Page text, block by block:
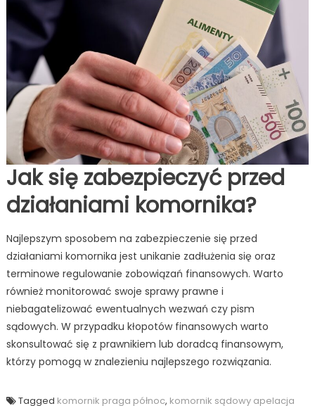
Jak się zabezpieczyć przed
działaniami komornika?
Najlepszym sposobem na zabezpieczenie się przed
działaniami komornika jest unikanie zadłużenia się oraz
terminowe regulowanie zobowiązań finansowych. Warto
również monitorować swoje sprawy prawne i
niebagatelizować ewentualnych wezwań czy pism
sądowych. W przypadku kłopotów finansowych warto
skonsultować się z prawnikiem lub doradcą finansowym,
którzy pomogą w znalezieniu najlepszego rozwiązania.
Tagged komornik praga północ, komornik sądowy apelacja